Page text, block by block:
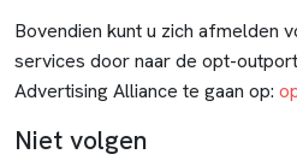
Bovendien kunt u zich afmelden
services door naar de opt-
Advertising Alliance te gaan op:
Niet volgen